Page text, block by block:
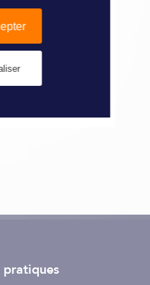
SNAPP 10
€